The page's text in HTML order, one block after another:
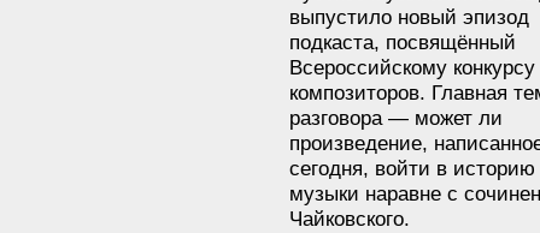
выпустило новый эпизод
подкаста, посвящённый
Всероссийскому конкурсу
композиторов. Главная
разговора — может ли
произведение,
сегодня, войти в историю
музыки наравне с
Чайковского.